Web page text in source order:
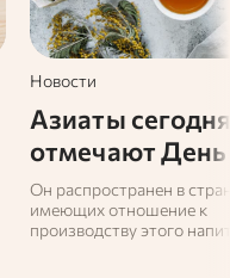
Новости
Азиаты
отмечают День
Он распространен в
имеющих отношение к
производству этого